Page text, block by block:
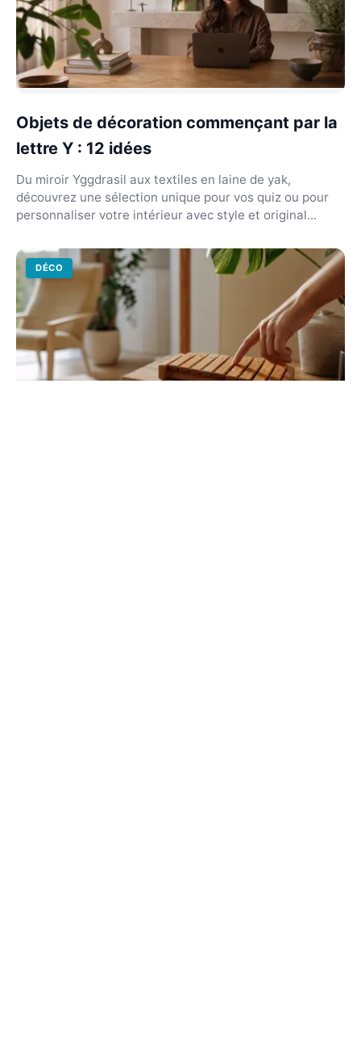
Objets de décoration commençant par la
lettre Y : 12 idées
Du miroir Yggdrasil aux textiles en laine de yak,
découvrez une sélection unique pour vos quiz ou pour
personnaliser votre intérieur avec style et original...
DÉCO